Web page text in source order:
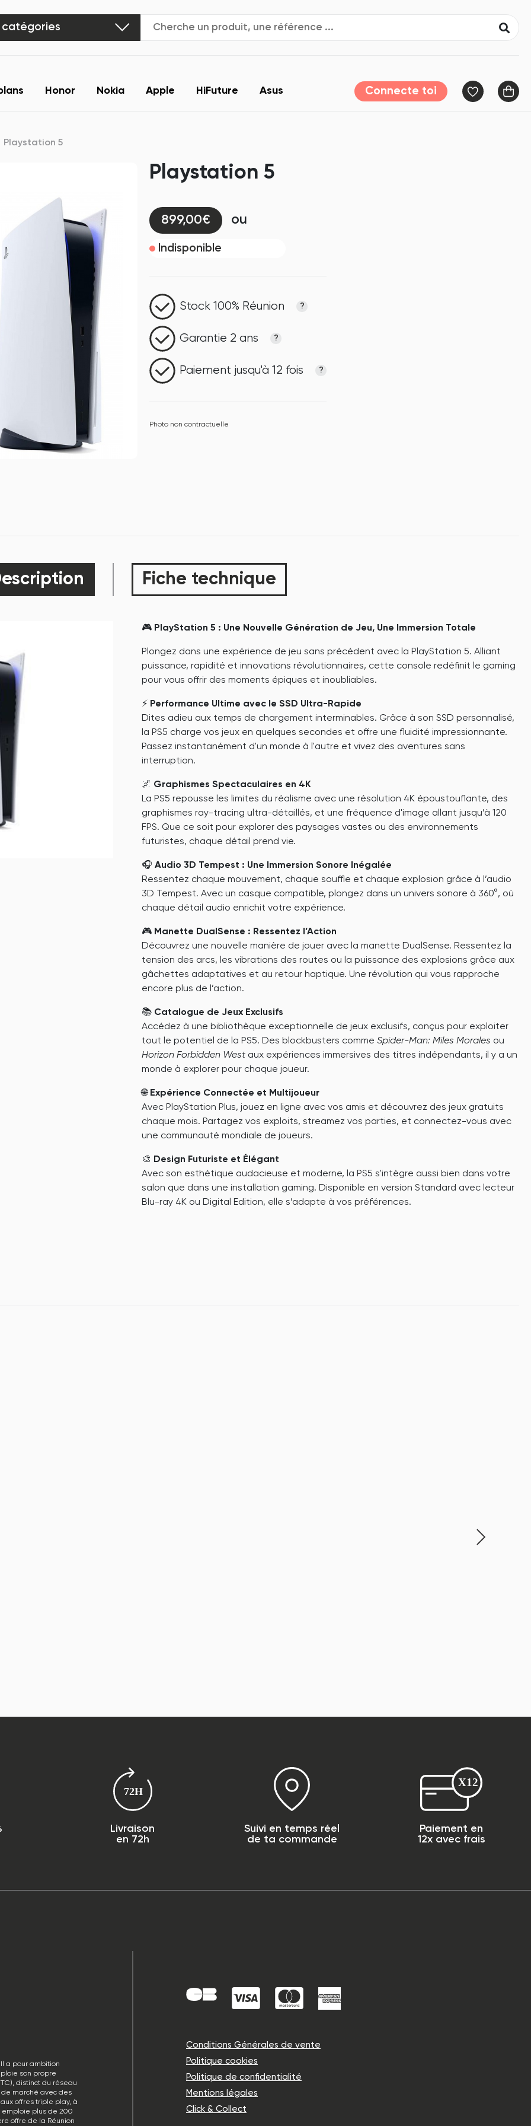
catégories
Honor Nokia Apple HiFuture Asus Connecte toi
Playstation 5
Playstation 5
899,00€ ou
Indisponible
Stock 100% Réunion ?
Garantie 2 ans ?
Paiement jusqu'à 12 fois ?
Photo non contractuelle
Fiche technique
🎮 PlayStation 5 : Une Nouvelle Génération de Jeu, Une Immersion Totale
Plongez dans une expérience de jeu sans précédent avec la PlayStation 5. Alliant
puissance, rapidité et innovations révolutionnaires, cette console redéfinit le gaming
pour vous offrir des moments épiques et inoubliables.
⚡ Performance Ultime avec le SSD Ultra-Rapide
Dites adieu aux temps de chargement interminables. Grâce à son SSD personnalisé,
la PS5 charge vos jeux en quelques secondes et offre une fluidité impressionnante.
Passez instantanément d'un monde à l'autre et vivez des aventures sans
interruption.
🌌 Graphismes Spectaculaires en 4K
La PS5 repousse les limites du réalisme avec une résolution 4K époustouflante, des
graphismes ray-tracing ultra-détaillés, et une fréquence d'image allant jusqu’à 120
FPS. Que ce soit pour explorer des paysages vastes ou des environnements
futuristes, chaque détail prend vie.
🎧 Audio 3D Tempest : Une Immersion Sonore Inégalée
Ressentez chaque mouvement, chaque souffle et chaque explosion grâce à l’audio
3D Tempest. Avec un casque compatible, plongez dans un univers sonore à 360°, où
chaque détail audio enrichit votre expérience.
🎮 Manette DualSense : Ressentez l’Action
Découvrez une nouvelle manière de jouer avec la manette DualSense. Ressentez la
tension des arcs, les vibrations des routes ou la puissance des explosions grâce aux
gâchettes adaptatives et au retour haptique. Une révolution qui vous rapproche
encore plus de l’action.
📚 Catalogue de Jeux Exclusifs
Accédez à une bibliothèque exceptionnelle de jeux exclusifs, conçus pour exploiter
tout le potentiel de la PS5. Des blockbusters comme Spider-Man: Miles Morales ou
Horizon Forbidden West aux expériences immersives des titres indépendants, il y a un
monde à explorer pour chaque joueur.
🌐 Expérience Connectée et Multijoueur
Avec PlayStation Plus, jouez en ligne avec vos amis et découvrez des jeux gratuits
chaque mois. Partagez vos exploits, streamez vos parties, et connectez-vous avec
une communauté mondiale de joueurs.
🎨 Design Futuriste et Élégant
Avec son esthétique audacieuse et moderne, la PS5 s'intègre aussi bien dans votre
salon que dans une installation gaming. Disponible en version Standard avec lecteur
Blu-ray 4K ou Digital Edition, elle s’adapte à vos préférences.
Livraison
en 72h
Suivi en temps réel
de ta commande
Paiement en
12x avec frais
a pour ambition
son propre
distinct du réseau
de marché avec des
offres triple play, à
emploie plus de 200
offre de la Réunion
Conditions Générales de vente
Politique cookies
Politique de confidentialité
Mentions légales
Click & Collect